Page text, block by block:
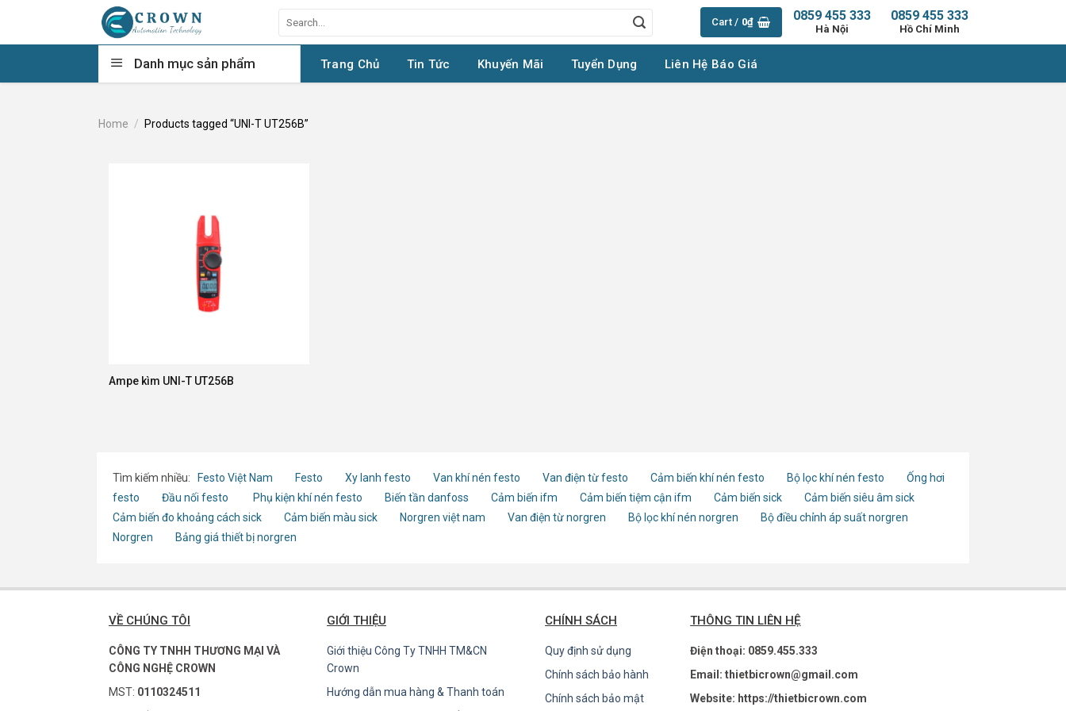
content
for:
Cart / 0₫ 0859 455 333
Hồ Chí Minh
0859 455 333
Hà Nội
Danh mục sản phẩm Trang Chủ Tin Tức Khuyến Mãi Tuyển Dụng Liên Hệ Báo Giá
Home / Products tagged “UNI-T UT256B”
Ampe kìm UNI-T UT256B
Tìm kiếm nhiều: Festo Việt Nam Festo Xy lanh festo Van khí nén festo Van điện từ festo Cảm biến khí nén festo Bộ lọc khí nén festo
Ống hơi
festo
Đầu nối festo Phụ kiện khí nén festo Biến tần danfoss Cảm biến ifm Cảm biến tiệm cận ifm Cảm biến sick
Cảm biến siêu âm sick
Cảm biến đo khoảng cách sick
Cảm biến màu sick Norgren việt nam Van điện từ norgren Bộ lọc khí nén norgren
Bộ điều chỉnh áp suất norgren
Norgren
Bảng giá thiết bị norgren
VỀ CHÚNG TÔI
CÔNG TY TNHH THƯƠNG MẠI VÀ
CÔNG NGHỆ CROWN
MST: 0110324511
GIỚI THIỆU
Giới thiệu Công Ty TNHH TM&CN
Crown
Hướng dẫn mua hàng & Thanh toán
CHÍNH SÁCH
Quy định sử dụng
Chính sách bảo hành
Chính sách bảo mật
THÔNG TIN LIÊN HỆ
Điện thoại: 0859.455.333
Email: thietbicrown@gmail.com
Website: https://thietbicrown.com